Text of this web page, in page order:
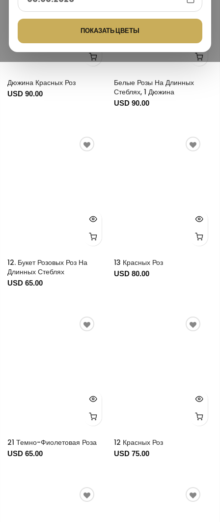
ПОКАЗАТЬ ЦВЕТЫ
Дюжина Красных Роз
USD 90.00
Белые Розы На Длинных
Стеблях, 1 Дюжина
USD 90.00
12. Букет Розовых Роз На
Длинных Стеблях
USD 65.00
13 Красных Роз
USD 80.00
21 Темно-Фиолетовая Роза
USD 65.00
12 Красных Роз
USD 75.00